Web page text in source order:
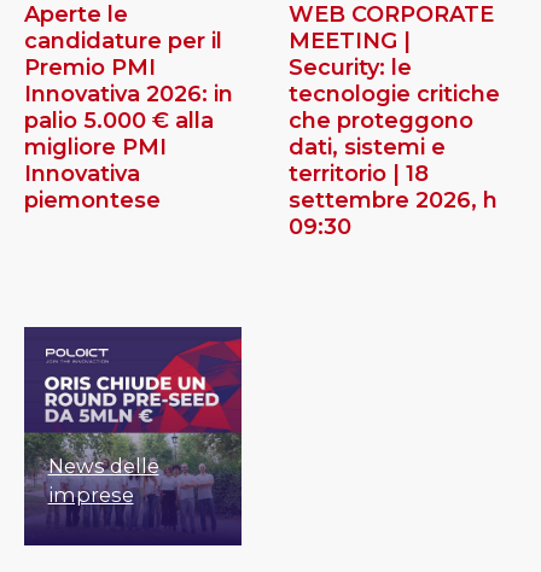
Aperte le
candidature per il
Premio PMI
Innovativa 2026: in
palio 5.000 € alla
migliore PMI
Innovativa
piemontese
WEB CORPORATE
MEETING |
Security: le
tecnologie critiche
che proteggono
dati, sistemi e
territorio | 18
settembre 2026, h
09:30
News delle
imprese